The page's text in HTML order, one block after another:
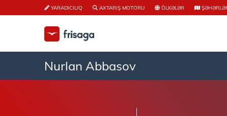
YARADICILIQ AXTARIŞ MOTORU ÖLKƏLƏR
Nurlan Abbasov